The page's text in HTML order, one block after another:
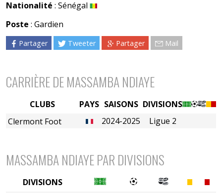
Nationalité : Sénégal
Poste : Gardien
Partager Tweeter Partager Mail
CARRIÈRE DE MASSAMBA NDIAYE
PAYS SAISONS DIVISIONS
2024-2025
Ligue 2
CLUBS
Clermont Foot
MASSAMBA NDIAYE PAR DIVISIONS
DIVISIONS